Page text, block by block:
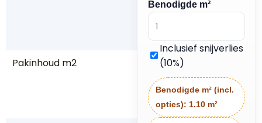
o
o
Pakinhoud m2
2,
6
9
4
Benodigde m²
Inclusief snijverlies
(10%)
Benodigde m² (incl.
opties): 1.10 m²